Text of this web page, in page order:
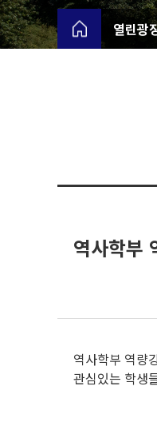
열린광
역사학부
역사학부 역량
관심있는 학생